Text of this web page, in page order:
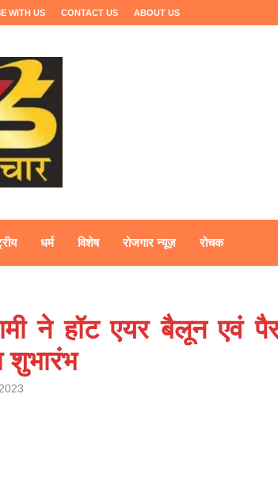
WITH US CONTACT US ABOUT US
धर्म विशेष रोजगार न्यूज़ रोचक
ने हॉट एयर बैलून एवं
शुभारंभ